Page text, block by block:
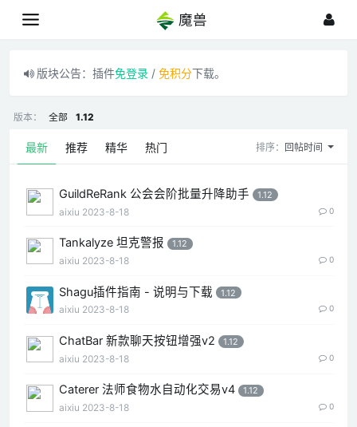
魔兽
版块公告：插件免登录 / 免积分下载。
版本： 全部 1.12
最新 推荐 精华 热门 排序： 回帖时间
GuildReRank 公会会阶批量升降助手 1.12
aixiu 2023-8-18 0
Tankalyze 坦克警报 1.12
aixiu 2023-8-18 0
Shagu插件指南 - 说明与下载 1.12
aixiu 2023-8-18 0
ChatBar 新款聊天按钮增强v2 1.12
aixiu 2023-8-18 0
Caterer 法师食物水自动化交易v4 1.12
aixiu 2023-8-18 0